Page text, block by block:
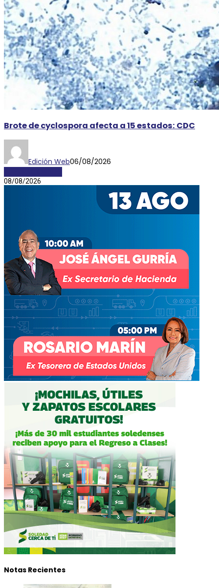
Brote de cyclospora afecta a 15 estados: CDC
Edición Web06/08/2026
08/08/2026
Notas Recientes